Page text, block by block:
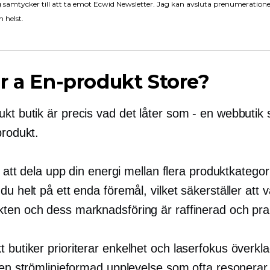
samtycker till att ta emot Ecwid Newsletter. Jag kan avsluta
helst.
a En-produktStore?
butik är precis vad det låter som - en webbutik
dela upp din energi mellan flera
helt på ett enda föremål, vilket säkerställer att
och dess marknadsföring är raffinerad och
butiker prioriterar enkelhet och laserfokus